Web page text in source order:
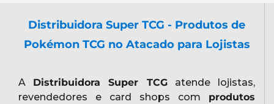
Distribuidora Super TCG - Produtos de
Pokémon TCG no Atacado para Lojistas
A Distribuidora Super TCGatende lojistas,
revendedores e card shops com produtos